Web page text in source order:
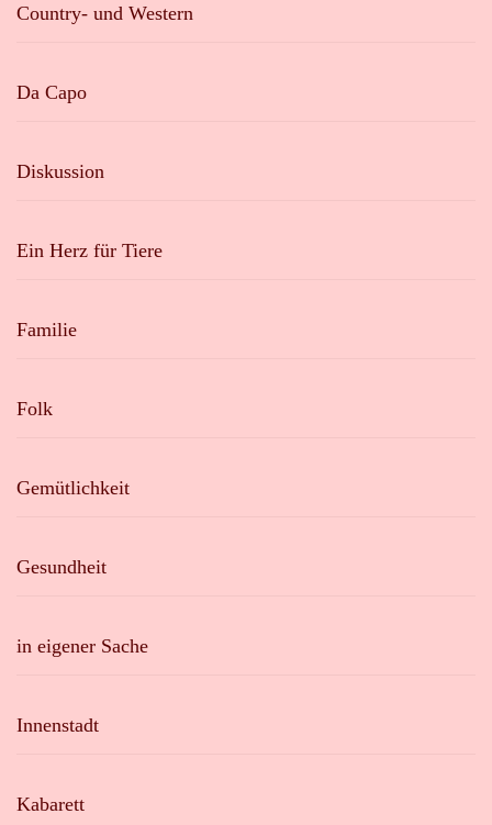
Country- und Western
Da Capo
Diskussion
Ein Herz für Tiere
Familie
Folk
Gemütlichkeit
Gesundheit
in eigener Sache
Innenstadt
Kabarett